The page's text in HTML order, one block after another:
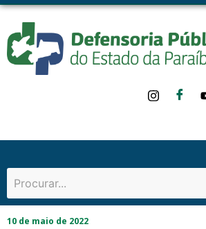
10 de maio de 2022